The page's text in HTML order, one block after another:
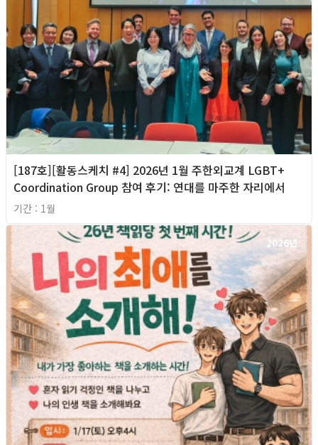
[187호][활동스케치 #4] 2026년 1월 주한외교계 LGBT+
Coordination Group 참여 후기: 연대를 마주한 자리에서
기간 : 1월
2026년